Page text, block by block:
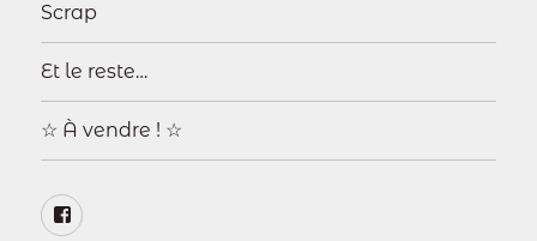
Scrap
Et le reste…
☆ À vendre ! ☆
Page